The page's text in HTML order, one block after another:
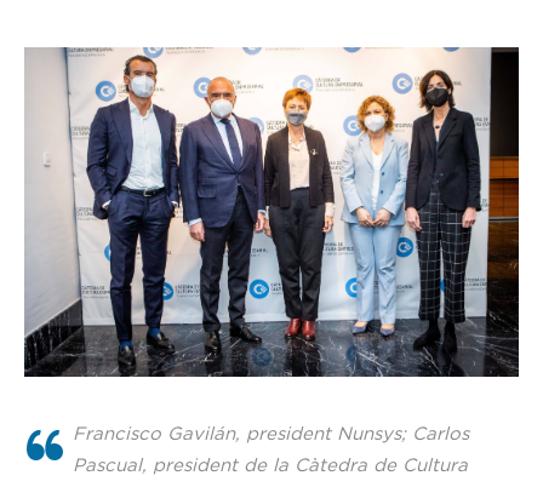
Francisco Gavilán, president Nunsys; Carlos
Pascual, president de la Càtedra de Cultura